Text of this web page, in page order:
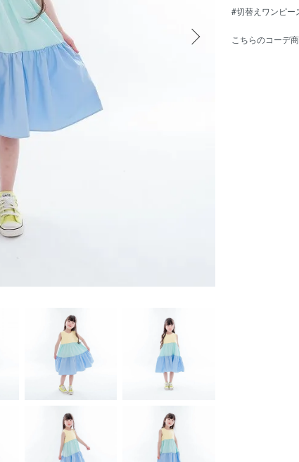
#切替えワンピー
こちらのコーデ